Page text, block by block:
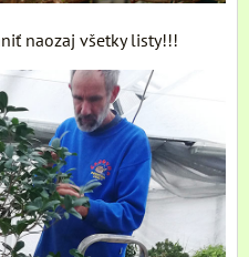
naozaj všetky listy!!!